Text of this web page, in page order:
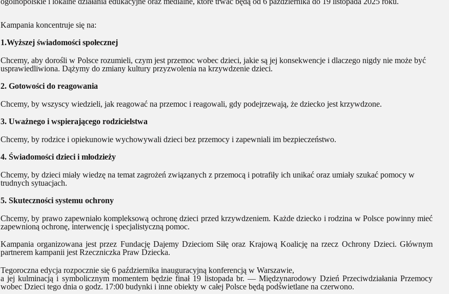
Kampania koncentruje się na:
1.Wyższej świadomości społecznej
Chcemy, aby dorośli w Polsce rozumieli, czym jest przemoc wobec dzieci, jakie są jej konsekwencje i dlaczego nigdy nie może być
usprawiedliwiona. Dążymy do zmiany kultury przyzwolenia na krzywdzenie dzieci.
2. Gotowości do reagowania
Chcemy, by wszyscy wiedzieli, jak reagować na przemoc i reagowali, gdy podejrzewają, że dziecko jest krzywdzone.
3. Uważnego i wspierającego rodzicielstwa
Chcemy, by rodzice i opiekunowie wychowywali dzieci bez przemocy i zapewniali im bezpieczeństwo.
4. Świadomości dzieci i młodzieży
Chcemy, by dzieci miały wiedzę na temat zagrożeń związanych z przemocą i potrafiły ich unikać oraz umiały szukać pomocy w
trudnych sytuacjach.
5. Skuteczności systemu ochrony
Chcemy, by prawo zapewniało kompleksową ochronę dzieci przed krzywdzeniem. Każde dziecko i rodzina w Polsce powinny mieć
zapewnioną ochronę, interwencję i specjalistyczną pomoc.
Kampania organizowana jest przez Fundację Dajemy Dzieciom Siłę oraz Krajową Koalicję na rzecz Ochrony Dzieci. Głównym
partnerem kampanii jest Rzeczniczka Praw Dziecka.
Tegoroczna edycja rozpocznie się 6 października inauguracyjną konferencją w Warszawie,
a jej kulminacją i symbolicznym momentem będzie finał 19 listopada br. — Międzynarodowy Dzień Przeciwdziałania Przemocy
wobec Dzieci tego dnia o godz. 17:00 budynki i inne obiekty w całej Polsce będą podświetlane na czerwono.